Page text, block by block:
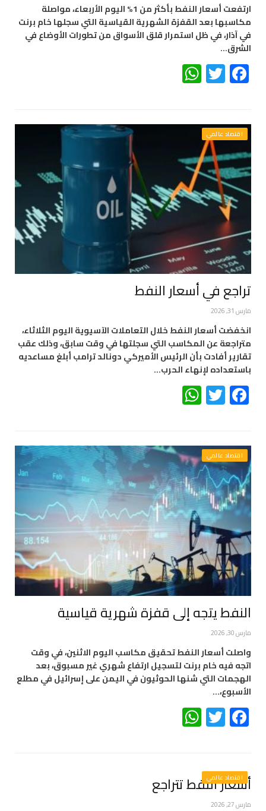
ارتفعت أسعار النفط بأكثر من 1% اليوم الأربعاء، مواصلة
مكاسبها بعد القفزة الشهرية القياسية التي سجلها خام برنت
في آذار، في ظل استمرار قلق الأسواق من تطورات الأوضاع في
الشرق…
Facebook
Twitter
اقتصاد عالمي
تراجع في أسعار النفط
مارس 31, 2026
انخفضت أسعار النفط خلال التعاملات الآسيوية اليوم الثلاثاء،
متراجعة عن المكاسب التي سجلتها في وقت سابق، وذلك عقب
تقارير أفادت بأن الرئيس الأميركي دونالد ترامب أبلغ مساعديه
باستعداده لإنهاء الحرب…
Facebook
Twitter
اقتصاد عالمي
النفط يتجه إلى قفزة شهرية قياسية
مارس 30, 2026
واصلت أسعار النفط تحقيق مكاسب اليوم الاثنين، في وقت
اتجه فيه خام برنت لتسجيل ارتفاع شهري غير مسبوق، بعد
الهجمات التي شنها الحوثيون في اليمن على إسرائيل في مطلع
الأسبوع،…
Facebook
Twitter
اقتصاد عالمي
أسعار النفط تتراجع
مارس 27, 2026